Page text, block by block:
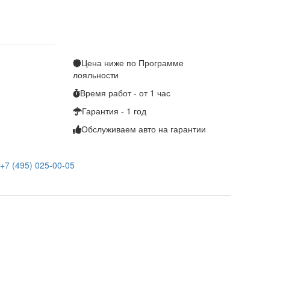
Цена ниже по Программе
лояльности
Время работ - от 1 час
Гарантия - 1 год
Обслуживаем авто на гарантии
+7 (495) 025-00-05